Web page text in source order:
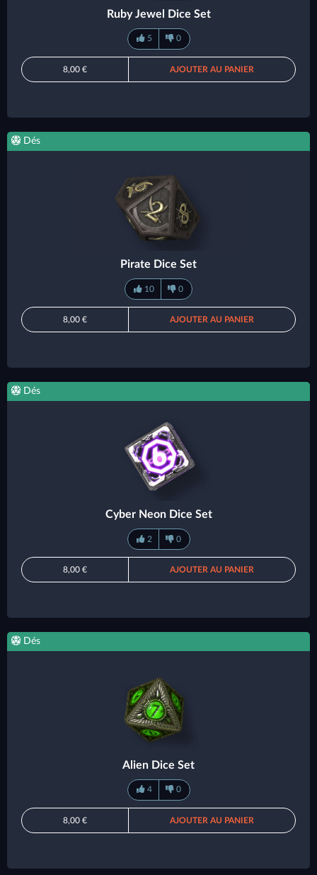
Ruby Jewel Dice Set
5 0
8,00 € AJOUTER AU PANIER
Dés
Pirate Dice Set
10 0
8,00 € AJOUTER AU PANIER
Dés
Cyber Neon Dice Set
2 0
8,00 € AJOUTER AU PANIER
Dés
Alien Dice Set
4 0
8,00 € AJOUTER AU PANIER